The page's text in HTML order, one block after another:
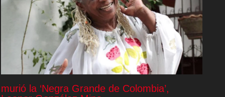
murió la ‘Negra Grande de Colombia’,